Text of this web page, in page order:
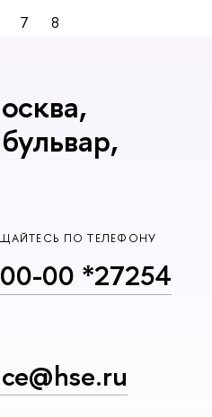
7 8
ПО ТЕЛЕФОНУ
00 *27254